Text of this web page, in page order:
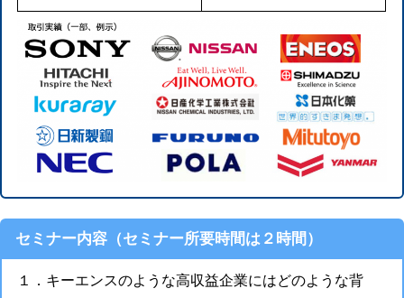
セミナー内容（セミナー所要時間は２時間）
１．キーエンスのような高収益企業にはどのような背